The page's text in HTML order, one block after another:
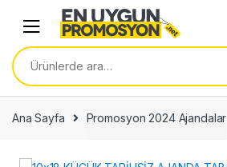
navigation
content
Ara:
Ana Sayfa Promosyon 2024 Ajandalar